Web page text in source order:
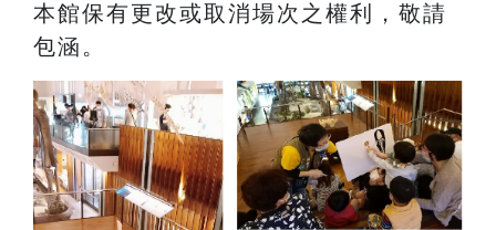
本館保有更改或取消場次之權利，敬請
包涵。